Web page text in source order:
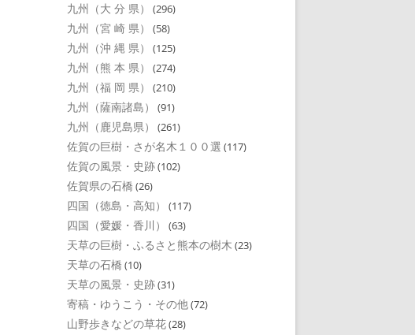
九州（大 分 県） (296)
九州（宮 崎 県） (58)
九州（沖 縄 県） (125)
九州（熊 本 県） (274)
九州（福 岡 県） (210)
九州（薩南諸島） (91)
九州（鹿児島県） (261)
佐賀の巨樹・さが名木１００選 (117)
佐賀の風景・史跡(102)
佐賀県の石橋 (26)
四国（徳島・高知） (117)
四国（愛媛・香川） (63)
天草の巨樹・ふるさと熊本の樹木 (23)
天草の石橋 (10)
天草の風景・史跡(31)
寄稿・ゆうこう・その他(72)
山野歩きなどの草花(28)